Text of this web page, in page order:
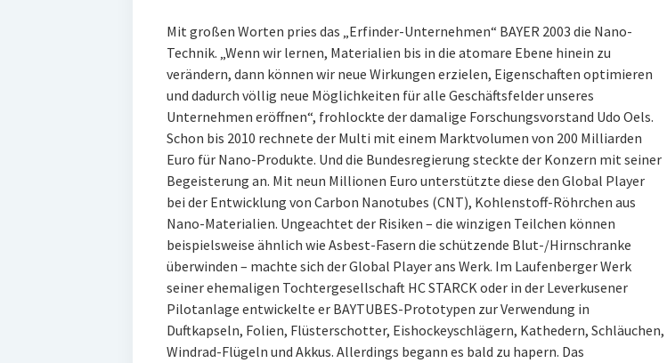
Mit großen Worten pries das „Erfinder-Unternehmen“ BAYER 2003 die Nano-
Technik. „Wenn wir lernen, Materialien bis in die atomare Ebene hinein zu
verändern, dann können wir neue Wirkungen erzielen, Eigenschaften optimieren
und dadurch völlig neue Möglichkeiten für alle Geschäftsfelder unseres
Unternehmen eröffnen“, frohlockte der damalige Forschungsvorstand Udo Oels.
Schon bis 2010 rechnete der Multi mit einem Marktvolumen von 200 Milliarden
Euro für Nano-Produkte. Und die Bundesregierung steckte der Konzern mit seiner
Begeisterung an. Mit neun Millionen Euro unterstützte diese den Global Player
bei der Entwicklung von Carbon Nanotubes (CNT), Kohlenstoff-Röhrchen aus
Nano-Materialien. Ungeachtet der Risiken – die winzigen Teilchen können
beispielsweise ähnlich wie Asbest-Fasern die schützende Blut-/Hirnschranke
überwinden – machte sich der Global Player ans Werk. Im Laufenberger Werk
seiner ehemaligen Tochtergesellschaft HC STARCK oder in der Leverkusener
Pilotanlage entwickelte er BAYTUBES-Prototypen zur Verwendung in
Duftkapseln, Folien, Flüsterschotter, Eishockeyschlägern, Kathedern, Schläuchen,
Windrad-Flügeln und Akkus. Allerdings begann es bald zu hapern. Das